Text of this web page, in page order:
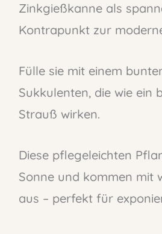
Zinkgießkanne als
Kontrapunkt zur
Fülle sie mit einem
Sukkulenten, die wie ein
Strauß wirken.
Diese pflegeleichten
Sonne und kommen mit
aus – perfekt für